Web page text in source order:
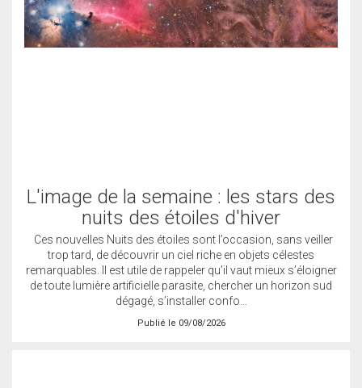
L'image de la semaine : les stars des
nuits des étoiles d'hiver
Ces nouvelles Nuits des étoiles sont l’occasion, sans veiller
trop tard, de découvrir un ciel riche en objets célestes
remarquables. Il est utile de rappeler qu’il vaut mieux s’éloigner
de toute lumière artificielle parasite, chercher un horizon sud
dégagé, s’installer confo…
Publié le 09/08/2026